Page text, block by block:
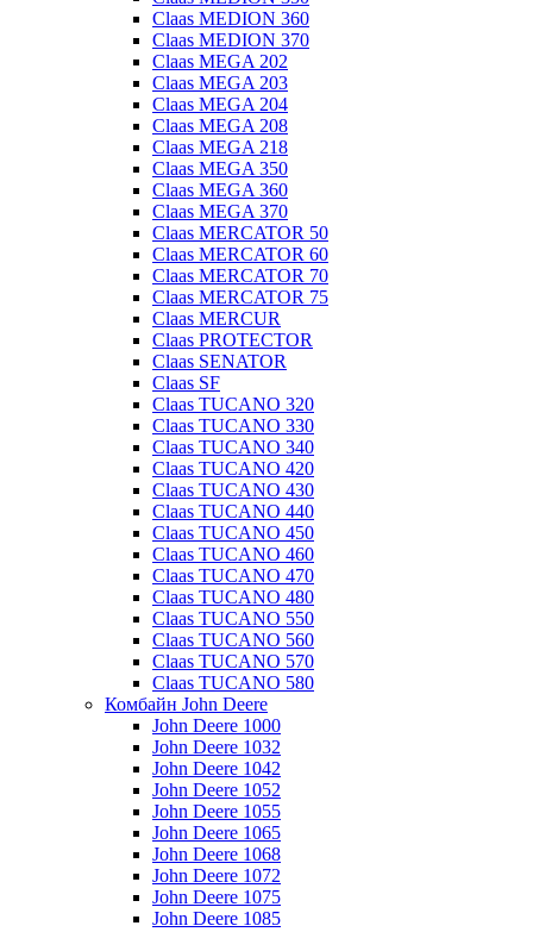
Claas MEDION 360
Claas MEDION 370
Claas MEGA 202
Claas MEGA 203
Claas MEGA 204
Claas MEGA 208
Claas MEGA 218
Claas MEGA 350
Claas MEGA 360
Claas MEGA 370
Claas MERCATOR 50
Claas MERCATOR 60
Claas MERCATOR 70
Claas MERCATOR 75
Claas MERCUR
Claas PROTECTOR
Claas SENATOR
Claas SF
Claas TUCANO 320
Claas TUCANO 330
Claas TUCANO 340
Claas TUCANO 420
Claas TUCANO 430
Claas TUCANO 440
Claas TUCANO 450
Claas TUCANO 460
Claas TUCANO 470
Claas TUCANO 480
Claas TUCANO 550
Claas TUCANO 560
Claas TUCANO 570
Claas TUCANO 580
Комбайн John Deere
John Deere 1000
John Deere 1032
John Deere 1042
John Deere 1052
John Deere 1055
John Deere 1065
John Deere 1068
John Deere 1072
John Deere 1075
John Deere 1085